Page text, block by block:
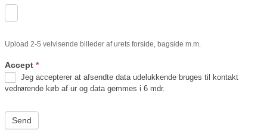
Upload 2-5 velvisende billeder af urets forside, bagside m.m.
Accept *
vedrørende køb af ur og data gemmes i 6 mdr.
Send